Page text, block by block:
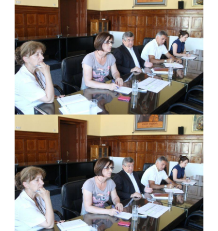
PRELIMINARNA RANG LISTA KANDIDATA KOJI
SU OSTVARILI PRAVO NA GRADSKI MJESEČNI
BORAČKI DODATAK ZA DEMOBILISANE
BORCE VOJSKE REPUBLIKE SRPSKE U STANjU
SOCIJALNE POTREBE
Od 27. jula prijem zahtjeva za novčanu
pomoć za nabavku školskog pribora
osnovcima
Obrasci zahtjeva za regresirano gorivo
dostupni od 13. marta do 15. novembra
Zahtjev za izdavanje PONOSNE KARTICE
Obavještenje o zabrani saobraćaja 6. i 7.
avgusta
Obavještenje za preduzetnika - Vera Ujić